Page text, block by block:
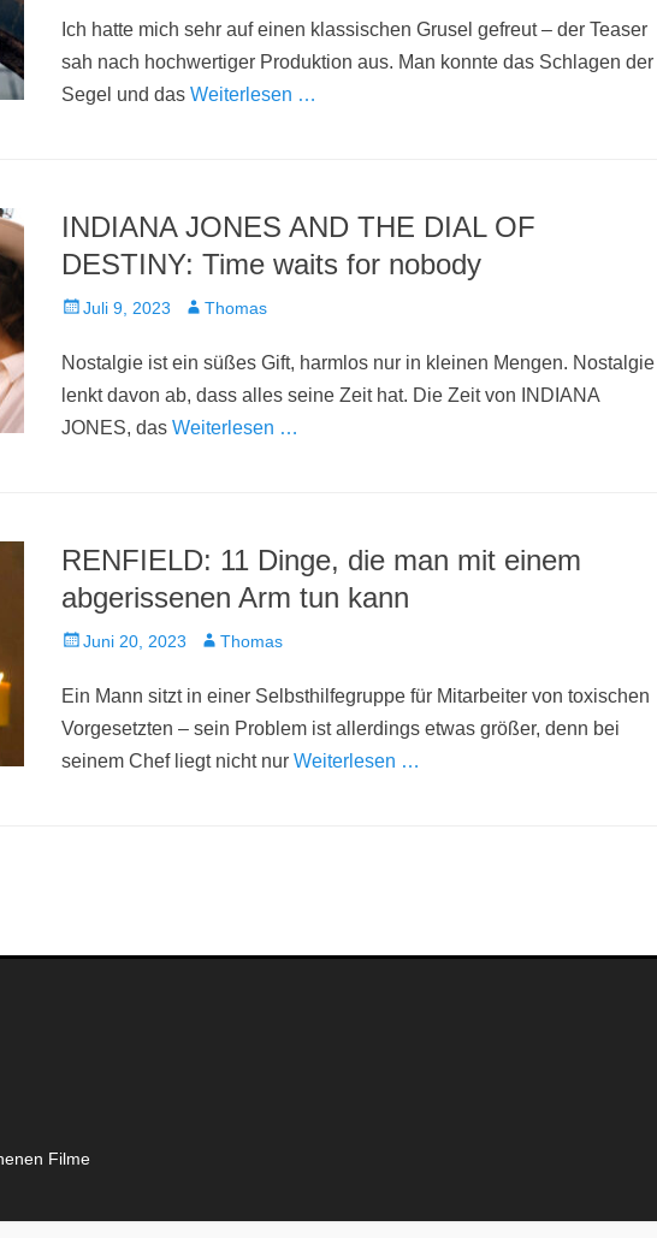
Ich hatte mich sehr auf einen klassischen Grusel gefreut – der Teaser
sah nach hochwertiger Produktion aus. Man konnte das Schlagen der
Segel und das Weiterlesen …
INDIANA JONES AND THE DIAL OF
DESTINY: Time waits for nobody
Veröffentlicht
Juli 9, 2023 AutorThomas
Nostalgie ist ein süßes Gift, harmlos nur in kleinen Mengen. Nostalgie
lenkt davon ab, dass alles seine Zeit hat. Die Zeit von INDIANA
JONES, das Weiterlesen …
RENFIELD: 11 Dinge, die man mit einem
abgerissenen Arm tun kann
Veröffentlicht
Juni 20, 2023 AutorThomas
Ein Mann sitzt in einer Selbsthilfegruppe für Mitarbeiter von toxischen
Vorgesetzten – sein Problem ist allerdings etwas größer, denn bei
seinem Chef liegt nicht nur Weiterlesen …
Filme